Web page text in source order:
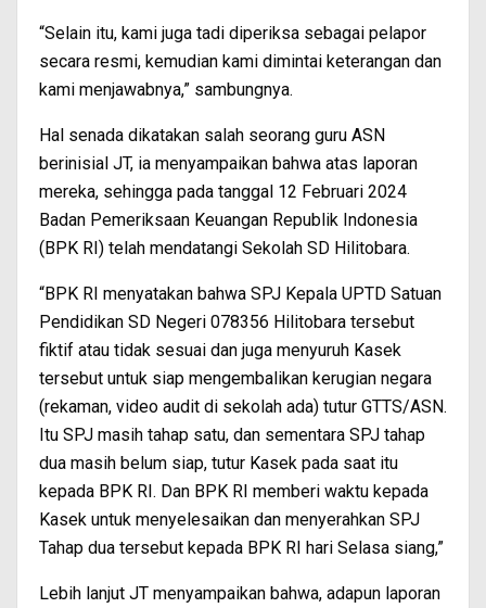
“Selain itu, kami juga tadi diperiksa sebagai pelapor
secara resmi, kemudian kami dimintai keterangan dan
kami menjawabnya,” sambungnya.
Hal senada dikatakan salah seorang guru ASN
berinisial JT, ia menyampaikan bahwa atas laporan
mereka, sehingga pada tanggal 12 Februari 2024
Badan Pemeriksaan Keuangan Republik Indonesia
(BPK RI) telah mendatangi Sekolah SD Hilitobara.
“BPK RI menyatakan bahwa SPJ Kepala UPTD Satuan
Pendidikan SD Negeri 078356 Hilitobara tersebut
fiktif atau tidak sesuai dan juga menyuruh Kasek
tersebut untuk siap mengembalikan kerugian negara
(rekaman, video audit di sekolah ada) tutur GTTS/ASN.
Itu SPJ masih tahap satu, dan sementara SPJ tahap
dua masih belum siap, tutur Kasek pada saat itu
kepada BPK RI. Dan BPK RI memberi waktu kepada
Kasek untuk menyelesaikan dan menyerahkan SPJ
Tahap dua tersebut kepada BPK RI hari Selasa siang,”
Lebih lanjut JT menyampaikan bahwa, adapun laporan